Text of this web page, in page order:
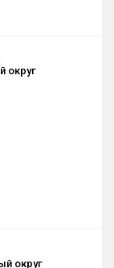
округ
округ